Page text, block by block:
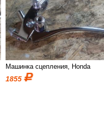
Машинка сцепления, Honda
1855